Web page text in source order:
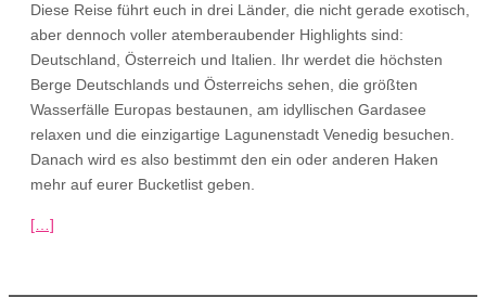
Diese Reise führt euch in drei Länder, die nicht gerade exotisch,
aber dennoch voller atemberaubender Highlights sind:
Deutschland, Österreich und Italien. Ihr werdet die höchsten
Berge Deutschlands und Österreichs sehen, die größten
Wasserfälle Europas bestaunen, am idyllischen Gardasee
relaxen und die einzigartige Lagunenstadt Venedig besuchen.
Danach wird es also bestimmt den ein oder anderen Haken
mehr auf eurer Bucketlist geben.
[…]